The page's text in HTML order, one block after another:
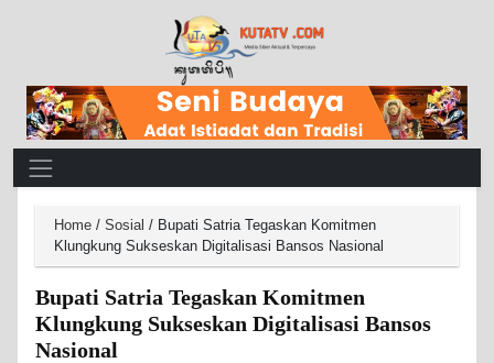
Main Navigation
Home / Sosial / Bupati Satria Tegaskan Komitmen
Klungkung Sukseskan Digitalisasi Bansos Nasional
Bupati Satria Tegaskan Komitmen
Klungkung Sukseskan Digitalisasi Bansos
Nasional